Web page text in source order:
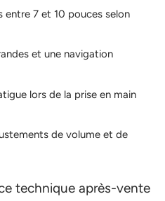
entre 7 et 10 pouces selon
et une navigation
lors de la prise en main
de volume et de
technique après-vente